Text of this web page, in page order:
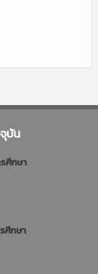
บัน
ศึกษา
ศึกษา